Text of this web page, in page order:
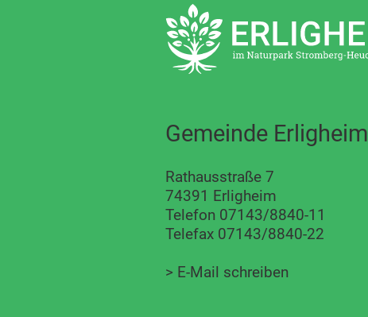
Gemeinde Erligheim
Rathausstraße 7
74391 Erligheim
Telefon 07143/8840-11
Telefax 07143/8840-22
> E-Mail schreiben